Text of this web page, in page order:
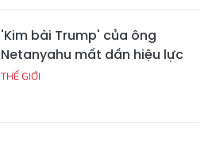
'Kim bài Trump' của ông
Netanyahu mất dần hiệu lực
THẾ GIỚI